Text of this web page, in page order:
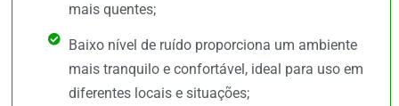
mais quentes;
Baixo nível de ruído proporciona um ambiente
mais tranquilo e confortável, ideal para uso em
diferentes locais e situações;